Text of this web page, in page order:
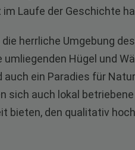
im Laufe der Geschichte
herrliche Umgebung
umliegenden Hügel und
auch ein Paradies für
sich auch lokal
bieten, den qualitativ